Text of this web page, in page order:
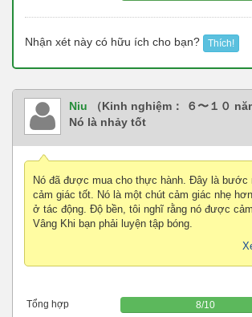
Nhận xét này có hữu ích cho bạn? Thích!
Niu
（Kinh nghiệm： ６〜１０
Nó là nhảy tốt
Nó đã được mua cho thực hành. Đây là bước
cảm giác tốt. Nó là một chút cảm giác nhẹ
ở tác động. Độ bền, tôi nghĩ rằng nó được
Vâng Khi bạn phải luyện tập bóng.
Tổng hợp 8/10